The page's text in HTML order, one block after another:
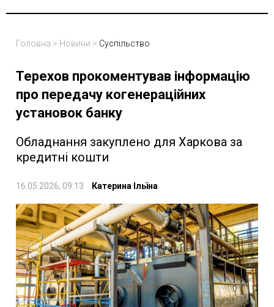
Головна > Новини > Суспільство
Терехов прокоментував інформацію
про передачу когенераційних
установок банку
Обладнання закуплено для Харкова за
кредитні кошти
16.05.2026, 09:13 Катерина Ільїна